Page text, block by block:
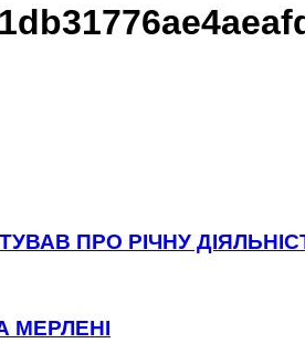
ПРО РІЧНУ
МЕРЛЕНІ